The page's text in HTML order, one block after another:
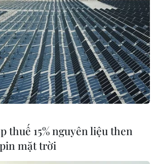
thuế 15% nguyên liệu then
mặt trời